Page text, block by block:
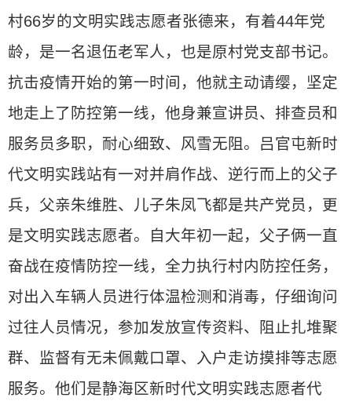
村66岁的文明实践志愿者张德来，有着44年党
龄，是一名退伍老军人，也是原村党支部书记。
抗击疫情开始的第一时间，他就主动请缨，坚定
地走上了防控第一线，他身兼宣讲员、排查员和
服务员多职，耐心细致、风雪无阻。吕官屯新时
代文明实践站有一对并肩作战、逆行而上的父子
兵，父亲朱维胜、儿子朱凤飞都是共产党员，更
是文明实践志愿者。自大年初一起，父子俩一直
奋战在疫情防控一线，全力执行村内防控任务，
对出入车辆人员进行体温检测和消毒，仔细询问
过往人员情况，参加发放宣传资料、阻止扎堆聚
群、监督有无未佩戴口罩、入户走访摸排等志愿
服务。他们是静海区新时代文明实践志愿者代